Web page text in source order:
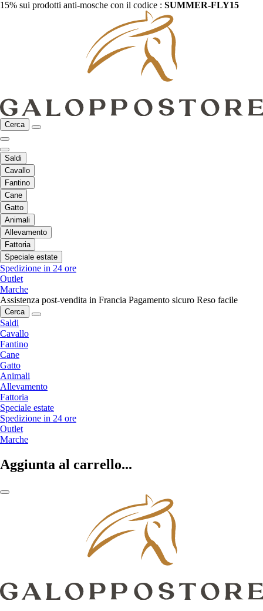
15% sui prodotti anti-mosche con il codice : SUMMER-FLY15
Cerca
Saldi
Cavallo
Fantino
Cane
Gatto
Animali
Allevamento
Fattoria
Speciale estate
Spedizione in 24 ore
Outlet
Marche
Assistenza post-vendita in Francia Pagamento sicuro Reso facile
Cerca
Saldi
Cavallo
Fantino
Cane
Gatto
Animali
Allevamento
Fattoria
Speciale estate
Spedizione in 24 ore
Outlet
Marche
Aggiunta al carrello...